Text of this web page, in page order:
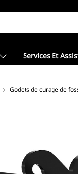
Services Et
Godets de curage de